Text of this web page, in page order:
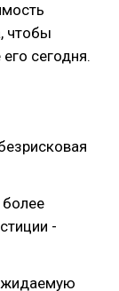
чтобы
сегодня.
-